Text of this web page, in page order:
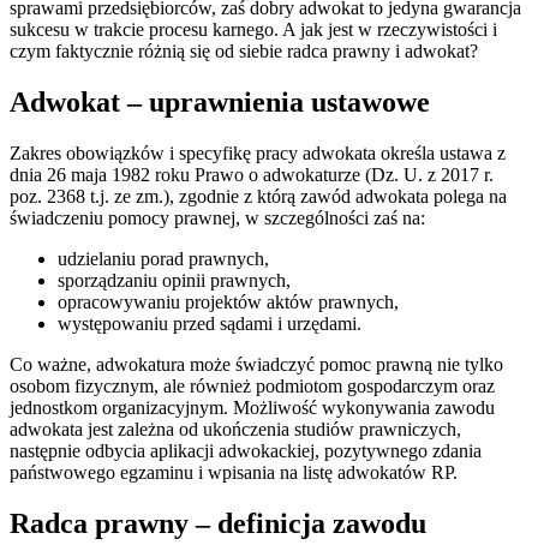
sprawami przedsiębiorców, zaś dobry adwokat to jedyna gwarancja
sukcesu w trakcie procesu karnego. A jak jest w rzeczywistości i
czym faktycznie różnią się od siebie radca prawny i adwokat?
Adwokat – uprawnienia ustawowe
Zakres obowiązków i specyfikę pracy adwokata określa ustawa z
dnia 26 maja 1982 roku Prawo o adwokaturze (Dz. U. z 2017 r.
poz. 2368 t.j. ze zm.), zgodnie z którą zawód adwokata polega na
świadczeniu pomocy prawnej, w szczególności zaś na:
udzielaniu porad prawnych,
sporządzaniu opinii prawnych,
opracowywaniu projektów aktów prawnych,
występowaniu przed sądami i urzędami.
Co ważne, adwokatura może świadczyć pomoc prawną nie tylko
osobom fizycznym, ale również podmiotom gospodarczym oraz
jednostkom organizacyjnym. Możliwość wykonywania zawodu
adwokata jest zależna od ukończenia studiów prawniczych,
następnie odbycia aplikacji adwokackiej, pozytywnego zdania
państwowego egzaminu i wpisania na listę adwokatów RP.
Radca prawny – definicja zawodu